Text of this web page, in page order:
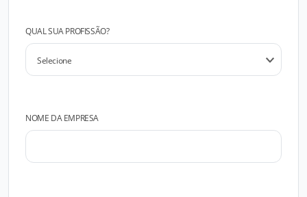
QUAL SUA PROFISSÃO?
NOME DA EMPRESA